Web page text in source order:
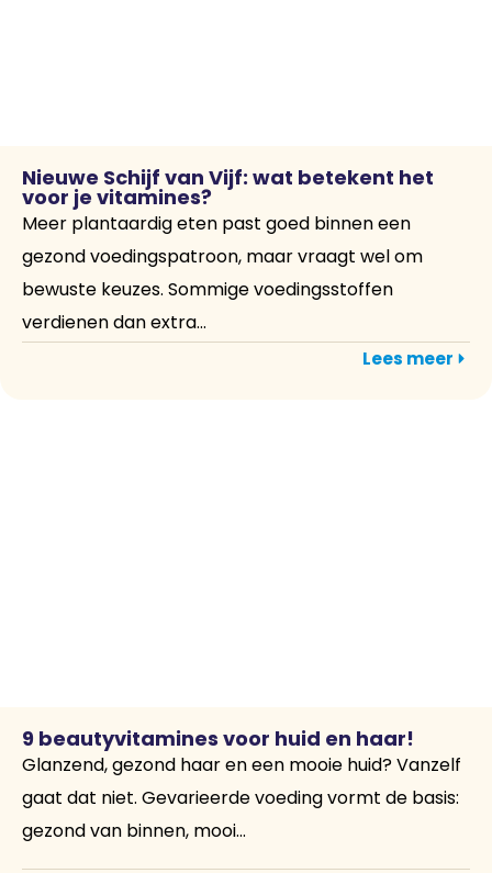
Nieuwe Schijf van Vijf: wat betekent het
voor je vitamines?
Meer plantaardig eten past goed binnen een
gezond voedingspatroon, maar vraagt wel om
bewuste keuzes. Sommige voedingsstoffen
verdienen dan extra...
Lees meer
9 beautyvitamines voor huid en haar!
Glanzend, gezond haar en een mooie huid? Vanzelf
gaat dat niet. Gevarieerde voeding vormt de basis:
gezond van binnen, mooi...